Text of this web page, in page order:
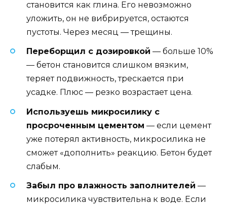
становится как глина. Его невозможно
уложить, он не вибрируется, остаются
пустоты. Через месяц — трещины.
Переборщил с дозировкой — больше 10%
— бетон становится слишком вязким,
теряет подвижность, трескается при
усадке. Плюс — резко возрастает цена.
Используешь микросилику с
просроченным цементом — если цемент
уже потерял активность, микросилика не
сможет «дополнить» реакцию. Бетон будет
слабым.
Забыл про влажность заполнителей —
микросилика чувствительна к воде. Если